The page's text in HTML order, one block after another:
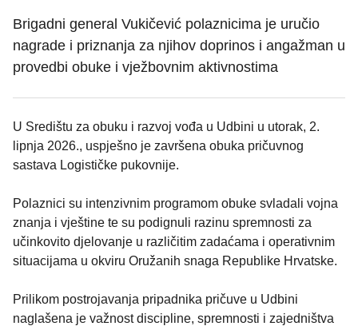
Brigadni general Vukičević polaznicima je uručio
nagrade i priznanja za njihov doprinos i angažman u
provedbi obuke i vježbovnim aktivnostima
U Središtu za obuku i razvoj vođa u Udbini u utorak, 2.
lipnja 2026., uspješno je završena obuka pričuvnog
sastava Logističke pukovnije.
Polaznici su intenzivnim programom obuke svladali vojna
znanja i vještine te su podignuli razinu spremnosti za
učinkovito djelovanje u različitim zadaćama i operativnim
situacijama u okviru Oružanih snaga Republike Hrvatske.
Prilikom postrojavanja pripadnika pričuve u Udbini
naglašena je važnost discipline, spremnosti i zajedništva